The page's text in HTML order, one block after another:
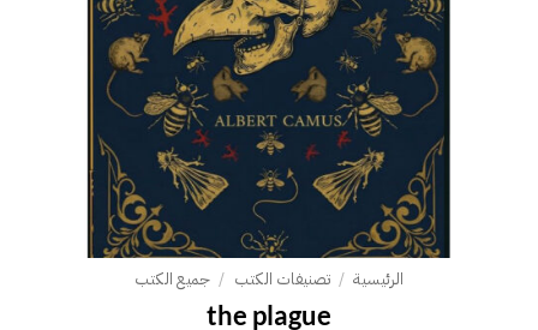
الرئيسية / تصنيفات الكتب / جميع الكتب
the plague